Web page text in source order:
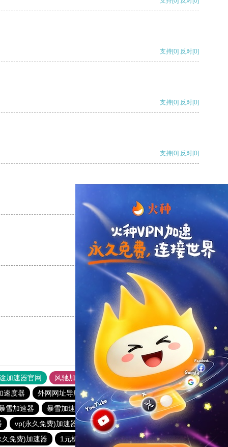
支持[0] 反对[0]
支持[0] 反对[0]
支持[0] 反对[0]
支持
支持[0] 反对[0]
支持[0] 反对[0]
加速器官网 风驰加速器
旋风加速器
速度器
外网网址导航 软件中心
银河加速器
雪加速器
暴雪加速器 anyconnect
abc加速器
vp(永久免费)加速器 银河加速器
原子加速器
久免费)加速器
1元机场 银河加速器 海外梯子官网